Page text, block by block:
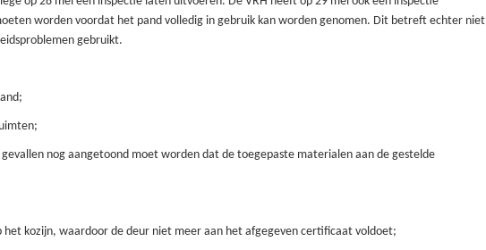
worden voordat het pand volledig in gebruik kan worden genomen. Dit betreft echter niet
gebruikt.
nog aangetoond moet worden dat de toegepaste materialen aan de gestelde
het kozijn, waardoor de deur niet meer aan het afgegeven certificaat voldoet;